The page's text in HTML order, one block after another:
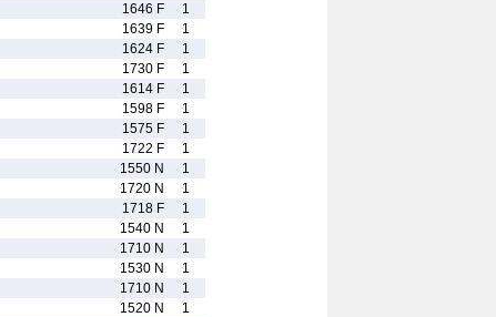
1646 F
1
1639 F
1
1624 F
1
1730 F
1
1614 F
1
1598 F
1
1575 F
1
1722 F
1
1550 N
1
1720 N
1
1718 F
1
1540 N
1
1710 N
1
1530 N
1
1710 N
1
1520 N
1